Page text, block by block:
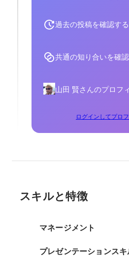
過去の投稿を確認する
共通の知り合いを確
山田 賢さんのプロフ
ログインしてプロ
スキルと特徴
マネージメント
プレゼンテーションス